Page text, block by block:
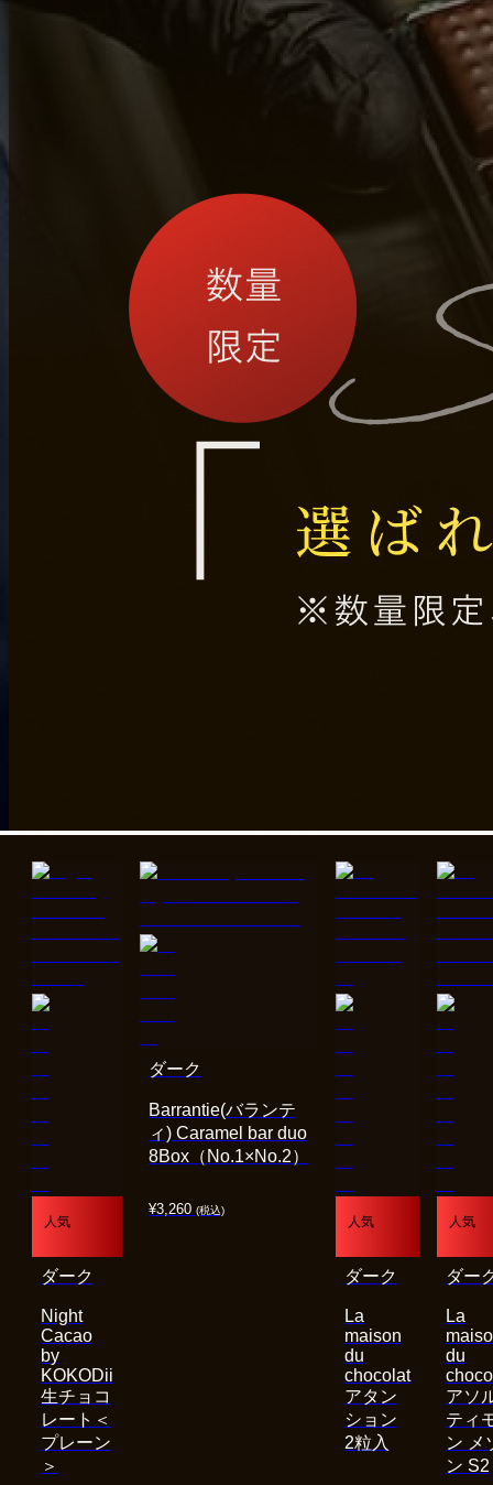
人気
Night
Cacao
by
KOKODii
生チョコ
レート＜
プレーン
＞
ダーク
¥3,260 (税込)
Barrantie(バランテ
ィ) Caramel bar duo
8Box（No.1×No.2）
ダーク
人気
La
maison
du
chocolat
アタン
ション
2粒入
ダーク
人気
La
du
アソ
ティ
ン メ
ン S2
ダー